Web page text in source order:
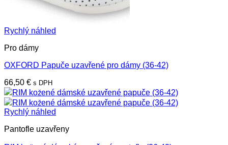
Rychlý náhled
Pro dámy
OXFORD Papuče uzavřené pro dámy (36-42)
66,50 € s DPH
Rychlý náhled
Pantofle uzavřeny